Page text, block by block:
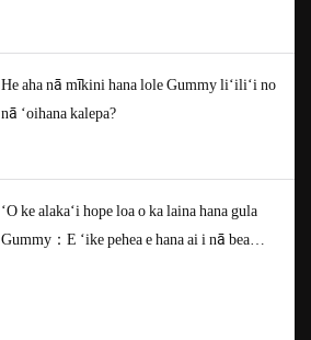
He aha nā mīkini hana lole Gummy liʻiliʻi no
nā ʻoihana kalepa?
ʻO ke alakaʻi hope loa o ka laina hana gula
Gummy：E ʻike pehea e hana ai i nā bea